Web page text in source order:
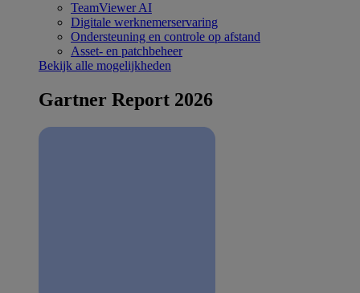
TeamViewer AI
Digitale werknemerservaring
Ondersteuning en controle op afstand
Asset- en patchbeheer
Bekijk alle mogelijkheden
Gartner Report 2026